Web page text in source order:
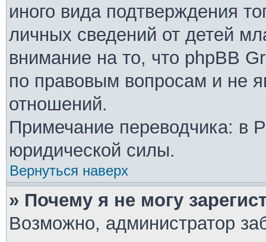
иного вида подтверждения
личных сведений от детей
внимание на то, что phpBB
по правовым вопросам и не
отношений.
Примечание переводчика: в
юридической силы.
Вернуться наверх
» Почему я не могу
Возможно, администратор